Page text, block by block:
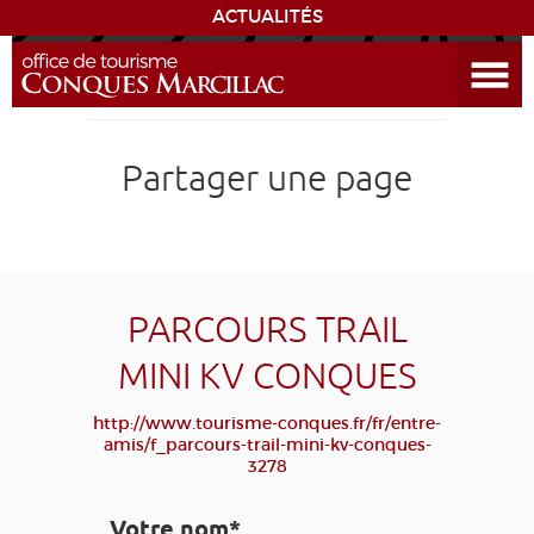
ACTUALITÉS
ENVIEDE...
DÉCOUVRIR LA DESTINATION
AGENDA
Partager une page
PARCOURS TRAIL
MINI KV CONQUES
http://www.tourisme-conques.fr/fr/entre-
amis/f_parcours-trail-mini-kv-conques-
3278